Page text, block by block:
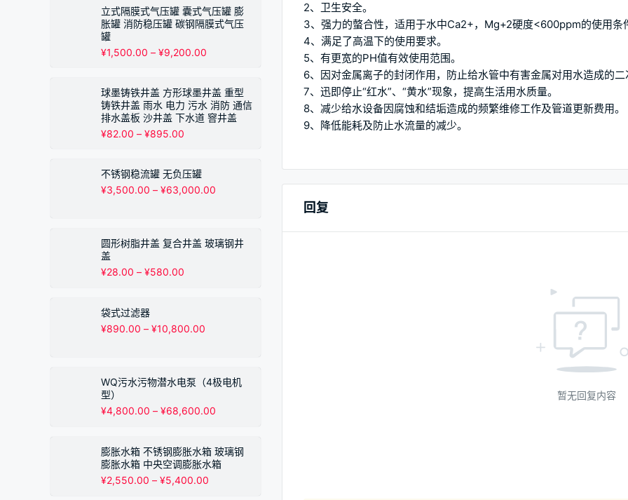
2、卫生安全。
3、强力的螫合性，适用于水中Ca2+，Mg+2硬度<600ppm的使用条
4、满足了高温下的使用要求。
5、有更宽的PH值有效使用范围。
6、因对金属离子的封闭作用，防止给水管中有害金属对用水造成的
7、迅即停止“红水”、“黄水”现象，提高生活用水质量。
8、减少给水设备因腐蚀和结垢造成的频繁维修工作及管道更新费用。
9、降低能耗及防止水流量的减少。
回复
暂无回复内容
围：
¥8,200.00
至
立式隔膜式气压罐 囊式气压罐 膨
胀罐 消防稳压罐 碳钢隔膜式气压
罐
¥1,500.00 – ¥9,200.00
围：
¥1,500.00
至
球墨铸铁井盖 方形球墨井盖 重型
铸铁井盖 雨水 电力 污水 消防 通信
排水盖板 沙井盖 下水道 窨井盖
¥82.00 – ¥895.00
围：
¥82.00
至
不锈钢稳流罐 无负压罐
¥3,500.00 – ¥63,000.00
¥3,500.00
至
圆形树脂井盖 复合井盖 玻璃钢井
盖
¥28.00 – ¥580.00
至
袋式过滤器
¥890.00 – ¥10,800.00
¥890.00
至
WQ污水污物潜水电泵（4极电机
型）
¥4,800.00 – ¥68,600.00
围：
¥4,800.00
至
膨胀水箱 不锈钢膨胀水箱 玻璃钢
膨胀水箱 中央空调膨胀水箱
¥2,550.00 – ¥5,400.00